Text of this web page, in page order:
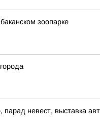
зоопарке
парад невест, выставка